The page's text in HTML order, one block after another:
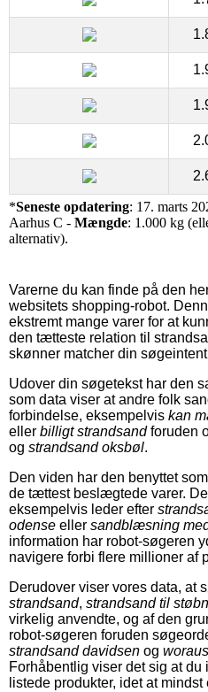
*Seneste opdatering: 17. marts
Aarhus C - Mængde: 1.000 kg
alternativ).
Varerne du kan finde på den
websitets shopping-robot.
ekstremt mange varer for at
den tætteste relation til
skønner matcher din
Udover din søgetekst har den
som data viser at andre folk
forbindelse, eksempelvis kan
eller billigt strandsandforuden
og strandsand oksbøl.
Den viden har den benyttet
de tættest beslægtede varer.
eksempelvis leder efter
odense eller sandblæsning
information har robot-søgeren
navigere forbi flere millioner af
Derudover viser vores data, at
strandsand, strandsand til
virkelig anvendte, og af den
robot-søgeren foruden
strandsand davidsen og
Forhåbentlig viser det sig at du
listede produkter, idet at